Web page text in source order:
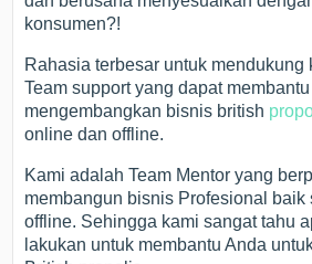
konsumen?!
Rahasia terbesar untuk mendukung
Team support yang dapat
mengembangkan bisnis british
online dan offline.
Kami adalah Team Mentor yang
membangun bisnis Profesional baik
offline. Sehingga kami sangat tahu
lakukan untuk membantu Anda